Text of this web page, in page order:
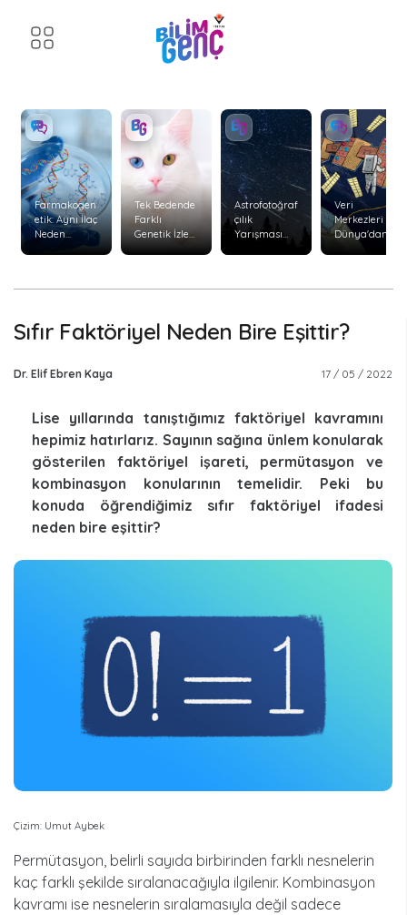
Farmakogen
etik: Aynı İlaç
Neden
?
Tek Bedende
Farklı
Genetik İzler:
Kimerizm
Astrofotoğraf
çılık
Yarışması
Veri
Merkezleri
Dünya'dan
Sıfır Faktöriyel Neden Bire Eşittir?
Dr. Elif Ebren Kaya 17 / 05 / 2022
Lise yıllarında tanıştığımız faktöriyel kavramını
hepimiz hatırlarız. Sayının sağına ünlem konularak
gösterilen faktöriyel işareti, permütasyon ve
kombinasyon konularının temelidir. Peki bu
konuda öğrendiğimiz sıfır faktöriyel ifadesi
neden bire eşittir?
Çizim: Umut Aybek
Permütasyon, belirli sayıda birbirinden farklı nesnelerin
kaç farklı şekilde sıralanacağıyla ilgilenir. Kombinasyon
kavramı ise nesnelerin sıralamasıyla değil sadece